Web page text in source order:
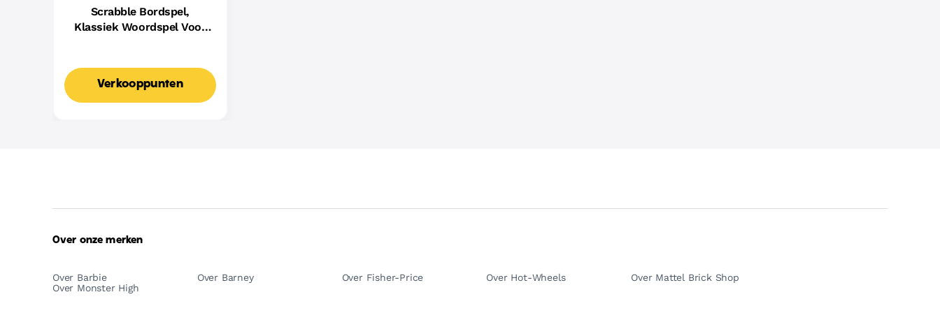
Scrabble Bordspel,
Klassiek Woordspel Voor
Nederlandse Editie
Verkooppunten
Over onze merken
Over Barbie Over Barney Over Fisher-Price Over Hot-Wheels
Over Mattel Brick Shop
Over Monster High